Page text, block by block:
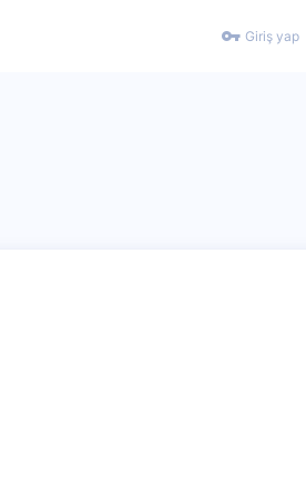
Giriş yap